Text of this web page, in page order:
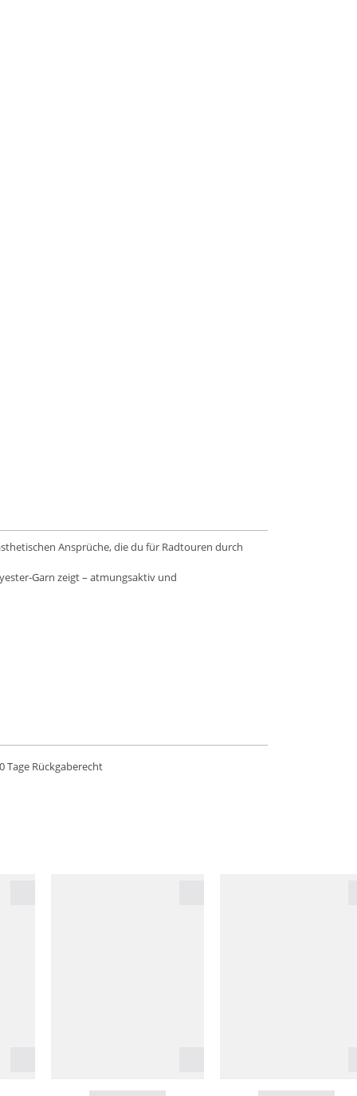
Ansprüche, die du für Radtouren durch
Garn zeigt – atmungsaktiv und
Tage Rückgaberecht